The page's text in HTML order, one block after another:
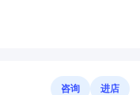
咨询 进店